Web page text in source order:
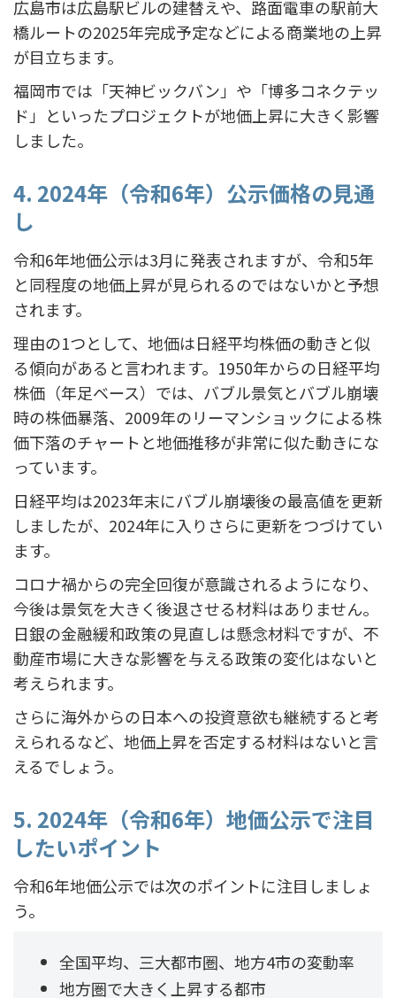
広島市は広島駅ビルの建替えや、路面電車の駅前大
橋ルートの2025年完成予定などによる商業地の上昇
が目立ちます。
福岡市では「天神ビックバン」や「博多コネクテッ
ド」といったプロジェクトが地価上昇に大きく影響
しました。
4. 2024年（令和6年）公示価格の見通
し
令和6年地価公示は3月に発表されますが、令和5年
と同程度の地価上昇が見られるのではないかと予想
されます。
理由の1つとして、地価は日経平均株価の動きと似
る傾向があると言われます。1950年からの日経平均
株価（年足ベース）では、バブル景気とバブル崩壊
時の株価暴落、2009年のリーマンショックによる株
価下落のチャートと地価推移が非常に似た動きにな
っています。
日経平均は2023年末にバブル崩壊後の最高値を更新
しましたが、2024年に入りさらに更新をつづけてい
ます。
コロナ禍からの完全回復が意識されるようになり、
今後は景気を大きく後退させる材料はありません。
日銀の金融緩和政策の見直しは懸念材料ですが、不
動産市場に大きな影響を与える政策の変化はないと
考えられます。
さらに海外からの日本への投資意欲も継続すると考
えられるなど、地価上昇を否定する材料はないと言
えるでしょう。
5. 2024年（令和6年）地価公示で注目
したいポイント
令和6年地価公示では次のポイントに注目しましょ
う。
全国平均、三大都市圏、地方4市の変動率
地方圏で大きく上昇する都市